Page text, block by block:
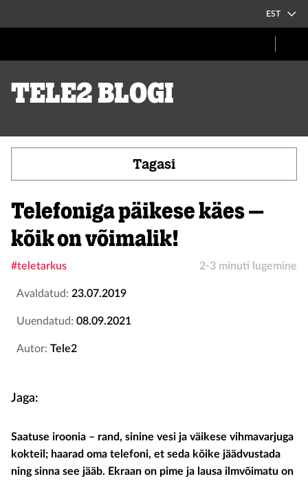
EST
Tele2 blogi
Tagasi
Telefoniga päikese käes –
kõik on võimalik!
#teletarkus 2-3 minuti lugemine
Avaldatud: 23.07.2019
Uuendatud: 08.09.2021
Autor: Tele2
Jaga:
Saatuse iroonia – rand, sinine vesi ja väikese vihmavarjuga
kokteil; haarad oma telefoni, et seda kõike jäädvustada
ning sinna see jääb. Ekraan on pime ja lausa ilmvõimatu on